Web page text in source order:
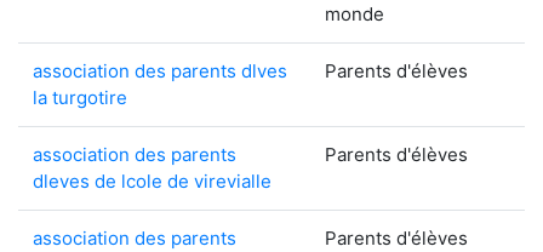
monde
association des parents dlves
la turgotire
Parents d'élèves
association des parents
dleves de lcole de virevialle
Parents d'élèves
association des parents Parents d'élèves